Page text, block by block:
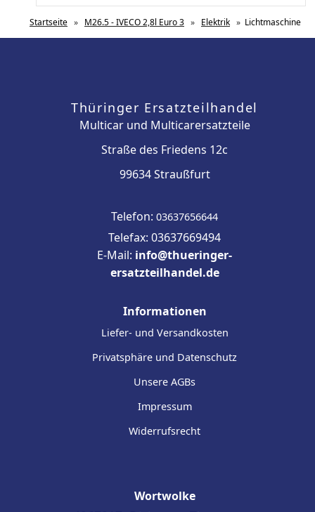
Startseite » M26.5 - IVECO 2,8l Euro 3 » Elektrik » Lichtmaschine
Thüringer Ersatzteilhandel
Multicar und Multicarersatzteile
Straße des Friedens 12c
99634 Straußfurt
Telefon: 03637656644
Telefax: 03637669494
E-Mail: info@thueringer-
ersatzteilhandel.de
Informationen
Liefer- und Versandkosten
Privatsphäre und Datenschutz
Unsere AGBs
Impressum
Widerrufsrecht
Wortwolke